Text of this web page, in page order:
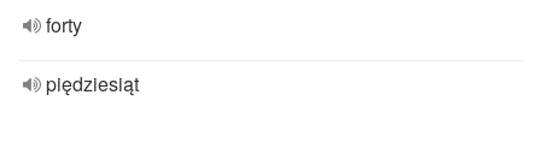
forty
piędziesiąt